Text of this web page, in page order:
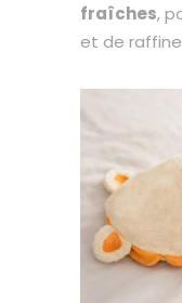
fraîches,
et de